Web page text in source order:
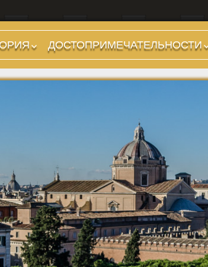
период
Принципат
до н.э. — 284 г
Доминат
476 гг)
Века. Готы
Века.
ДОСТОПРИМЕЧАТЕЛЬНОСТИ
Холмы и остров.
Районы
Стадионы, Термы
Дохристианские
храмы
Христианские храмы,
базилики etc.
Дворцы
Арки, колонны и
обелиски
Фонтаны